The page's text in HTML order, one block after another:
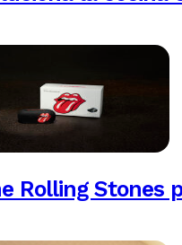
Rolling Stones